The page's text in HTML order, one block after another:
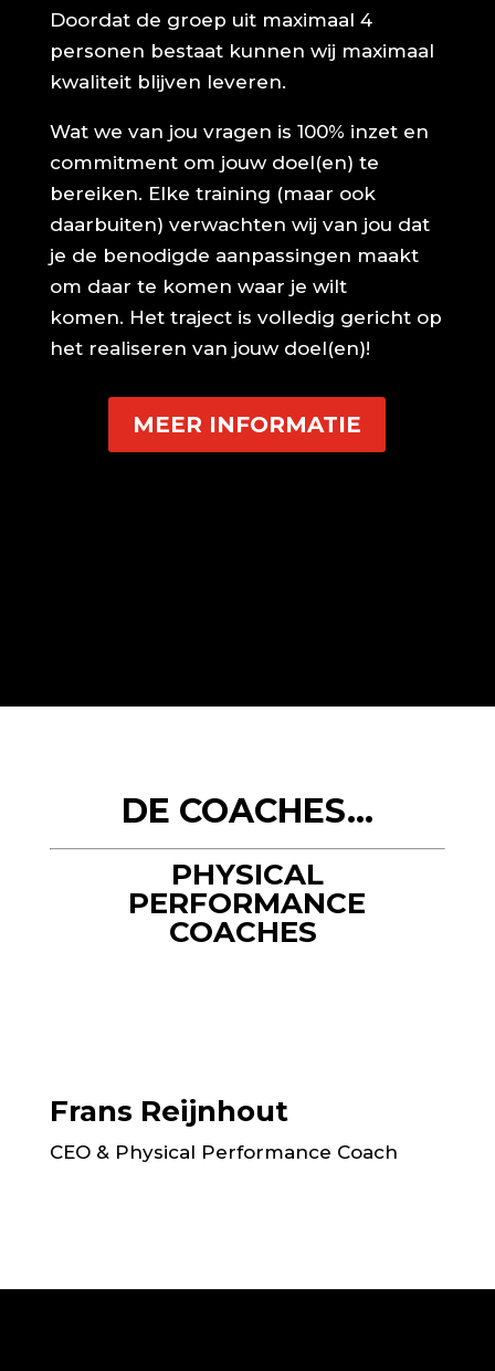
Doordat de groep uit maximaal 4
personen bestaat kunnen wij maximaal
kwaliteit blijven leveren.
Wat we van jou vragen is 100% inzet en
commitment om jouw doel(en) te
bereiken. Elke training (maar ook
daarbuiten) verwachten wij van jou dat
je de benodigde aanpassingen maakt
om daar te komen waar je wilt
komen. Het traject is volledig gericht op
het realiseren van jouw doel(en)!
MEER INFORMATIE
DE COACHES…
PHYSICAL
PERFORMANCE
COACHES
Frans Reijnhout
CEO & Physical Performance Coach